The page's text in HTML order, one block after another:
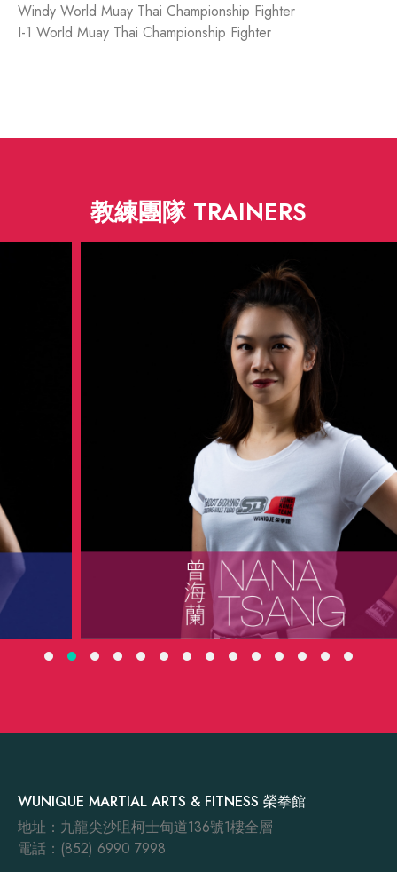
Windy World Muay Thai Championship Fighter
I-1 World Muay Thai Championship Fighter
教練團隊 TRAINERS
WUNIQUE MARTIAL ARTS & FITNESS 榮拳館
地址：九龍尖沙咀柯士甸道136號1樓全層
電話：(852) 6990 7998